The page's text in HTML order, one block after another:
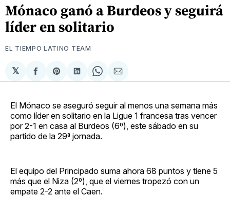
Mónaco ganó a Burdeos y seguirá
líder en solitario
EL TIEMPO LATINO TEAM
𝕏
Compartir
en
Share
on
Compartir
en
Share
on
Compartir
via
El Mónaco se aseguró seguir al menos una semana más
como líder en solitario en la Ligue 1 francesa tras vencer
por 2-1 en casa al Burdeos (6º), este sábado en su
partido de la 29ª jornada.
El equipo del Principado suma ahora 68 puntos y tiene 5
más que el Niza (2º), que el viernes tropezó con un
empate 2-2 ante el Caen.